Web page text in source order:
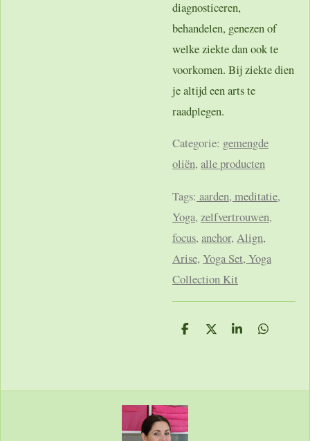
diagnosticeren,
behandelen, genezen of
welke ziekte dan ook te
voorkomen. Bij ziekte dien
je altijd een arts te
raadplegen.
Categorie: gemengde
oliën, alle producten
Tags: aarden, meditatie,
Yoga, zelfvertrouwen,
focus, anchor, Align,
Arise, Yoga Set, Yoga
Collection Kit
D
D
S
D